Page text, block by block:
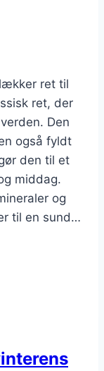
ret til
ret, der
Den
også fyldt
den til et
middag.
og
til en sund…